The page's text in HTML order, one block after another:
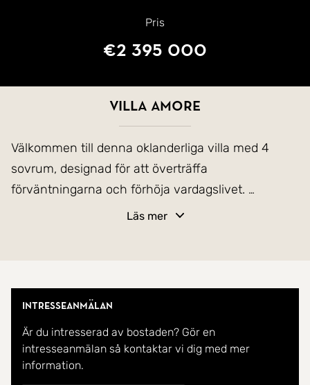
Pris
€2 395 000
Villa Amore
Välkommen till denna oklanderliga villa med 4
sovrum, designad för att överträffa
förväntningarna och förhöja vardagslivet.
utrustade gymmet, vilket ger både bekvämlighet
och inspiration. Härifrån tar en trappa dig upp till
huvudplanet, där du även hittar huvudentrén som
alternativt kan nås via de yttre trapporna från
Läs mer
Intresseanmälan
Är du intresserad av bostaden? Gör en
intresseanmälan så kontaktar vi dig med mer
information.